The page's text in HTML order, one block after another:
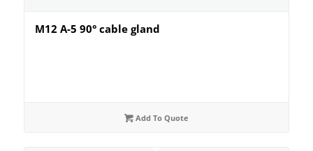
M12 A-5 90° cable gland
Add To Quote